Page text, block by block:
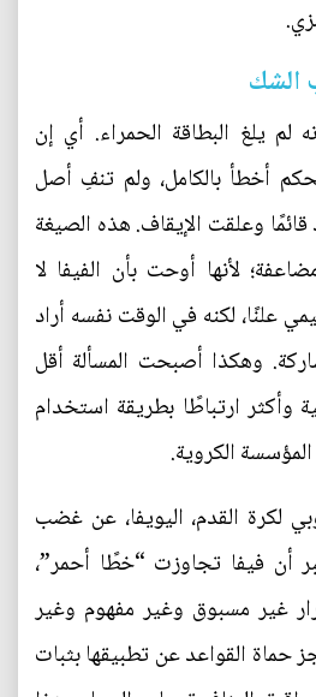
الشك
لم يلغ البطاقة الحمراء. أي إن
أخطأ بالكامل، ولم تنفِ أصل
قائمًا وعلقت الإيقاف. هذه الصيغة
لأنها أوحت بأن الفيفا لا
علنًا، لكنه في الوقت نفسه أراد
وهكذا أصبحت المسألة أقل
وأكثر ارتباطًا بطريقة استخدام
الكروية.
لكرة القدم، اليويفا، عن غضب
أن فيفا تجاوزت “خطًا أحمر”،
غير مسبوق وغير مفهوم وغير
حماة القواعد عن تطبيقها بثبات